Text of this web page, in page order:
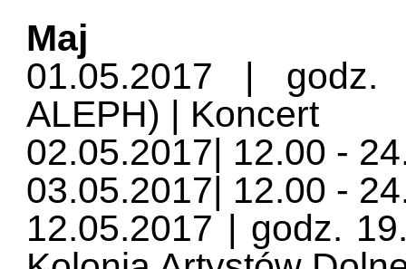
Maj
01.05.2017 |
ALEPH) | Koncert
02.05.2017| 12.00 -
03.05.2017| 12.00 -
12.05.2017 | godz.